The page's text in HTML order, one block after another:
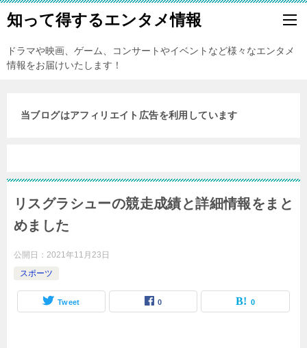
知って得するエンタメ情報
ドラマや映画、ゲーム、コンサートやイベントなど様々なエンタメ
情報をお届けいたします！
当ブログはアフィリエイト広告を利用しています
リスグラシューの競走成績と詳細情報をまと
めました
公開日： 2021年11月23日
スポーツ
Tweet 0 0